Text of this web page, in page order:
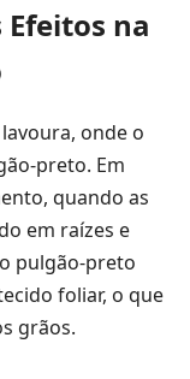
Efeitos na
onde o
preto. Em
quando as
em raízes e
pulgão-preto
foliar, o que
grãos.